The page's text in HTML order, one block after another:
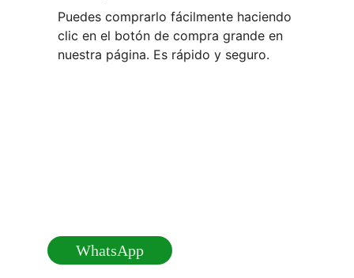
Puedes comprarlo fácilmente haciendo
clic en el botón de compra grande en
nuestra página. Es rápido y seguro.
WhatsApp